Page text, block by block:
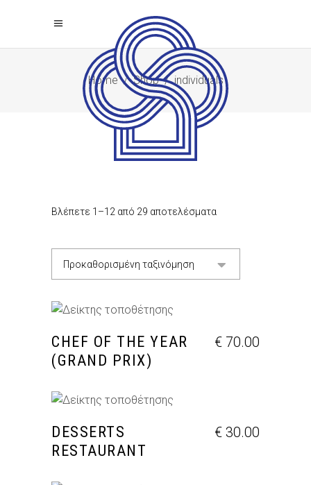
Home/Shop/individuals
Βλέπετε 1–12 από 29 αποτελέσματα
Προκαθορισμένη ταξινόμηση
ΠΡΟΣΘΉΚΗ ΣΤΟ ΚΑΛΆΘΙ
CHEF OF THE YEAR
(GRAND PRIX)
€ 70.00
ΠΡΟΣΘΉΚΗ ΣΤΟ ΚΑΛΆΘΙ
DESSERTS
RESTAURANT
€ 30.00